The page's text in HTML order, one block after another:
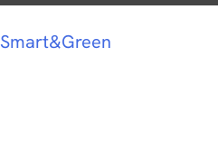
Smart&Green